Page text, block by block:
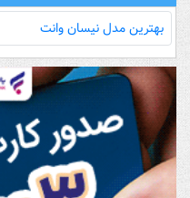
بهترین مدل‌ نیسان وانت